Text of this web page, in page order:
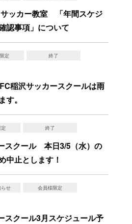
ッカー教室 「年間スケジ
認事項」について
定
終了
稲沢サッカースクールは雨
す。
終了
スクール 本日3/5（水）の
中止とします！
せ
会員様限定
スクール3月スケジュール予